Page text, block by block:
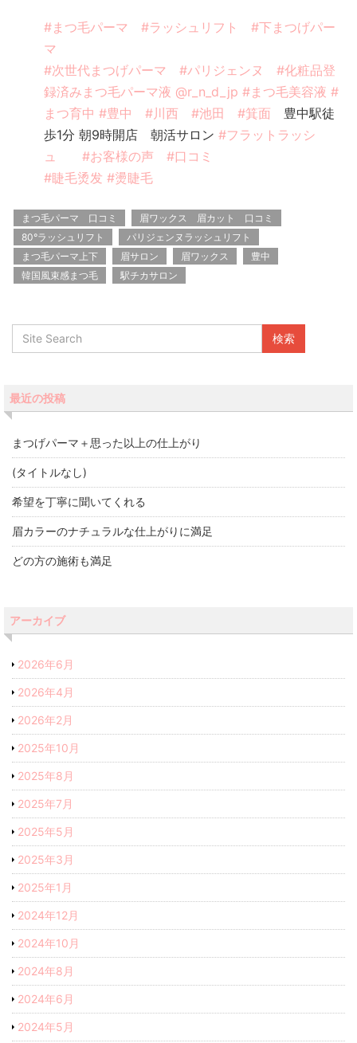
#まつ毛パーマ #ラッシュリフト
#下まつげパー
マ
#次世代まつげパーマ
#パリジェンヌ
#化粧品登
録済みまつ毛パーマ液 @r_n_d_jp #まつ毛美容液 #
まつ育中 #豊中 #川西 #池田 #箕面 豊中駅徒
歩1分 朝9時開店 朝活サロン #フラットラッシ
ュ
#お客様の声
#口コミ
#睫毛烫发 #燙睫毛
まつ毛パーマ 口コミ
眉ワックス 眉カット 口コミ
80°ラッシュリフト
パリジェンヌラッシュリフト
まつ毛パーマ上下
眉サロン 眉ワックス
豊中
韓国風束感まつ毛
駅チカサロン
最近の投稿
まつげパーマ＋思った以上の仕上がり
(タイトルなし)
希望を丁寧に聞いてくれる
眉カラーのナチュラルな仕上がりに満足
どの方の施術も満足
アーカイブ
2026年6月
2026年4月
2026年2月
2025年10月
2025年8月
2025年7月
2025年5月
2025年3月
2025年1月
2024年12月
2024年10月
2024年8月
2024年6月
2024年5月